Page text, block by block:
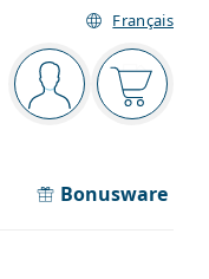
Français
Navigationsleiste
Sie sind Der
Bonusware